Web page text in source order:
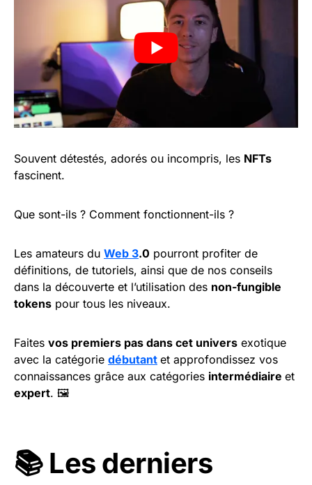
Souvent détestés, adorés ou incompris, les NFTs
fascinent.
Que sont-ils ? Comment fonctionnent-ils ?
Les amateurs du Web 3.0 pourront profiter de
définitions, de tutoriels, ainsi que de nos conseils
dans la découverte et l’utilisation des non-fungible
tokens pour tous les niveaux.
Faites vos premiers pas dans cet univers exotique
avec la catégorie débutant et approfondissez vos
connaissances grâce aux catégories intermédiaire et
expert. 🖼️
📚 Les derniers